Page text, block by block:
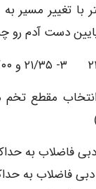
انتخاب مقطع